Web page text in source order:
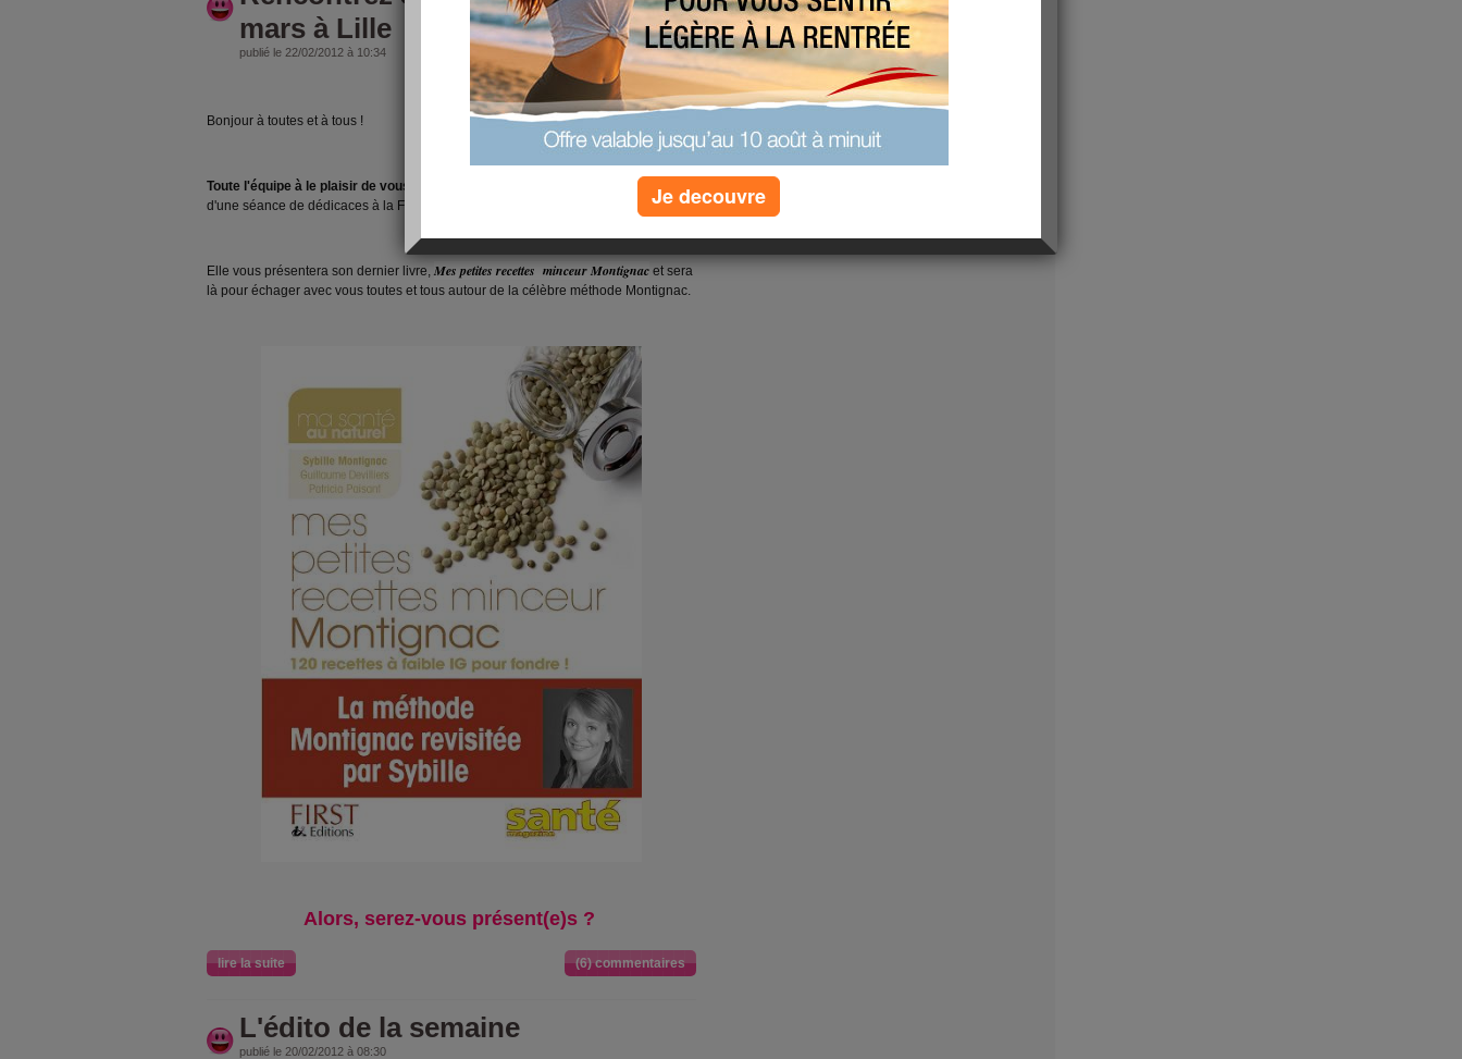
mars à Lille
publié le 22/02/2012 à 10:34
Bonjour à toutes et à tous !
Toute l'équipe à le plaisir de vous inviter à rencontrer Sybille Montignac
lors
d'une séance de dédicaces à la Fnac de Lille, le mardi 6 mars.
Elle vous présentera son dernier livre, Mes petites recettes minceur Montignac et sera
là pour échager avec vous toutes et tous autour de la célèbre méthode Montignac.
Alors, serez-vous présent(e)s ?
lire la suite (6) commentaires
L'édito de la semaine
publié le 20/02/2012 à 08:30
Je decouvre